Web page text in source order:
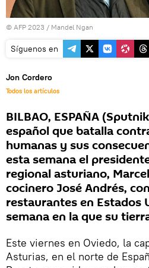
© AFP 2023 / Mandel Ngan
Síguenos en
Jon Cordero
Todos los artículos
BILBAO, ESPAÑA
español que batalla
humanas y sus
esta semana el
regional asturiano,
cocinero José Andrés,
restaurantes en Estados
semana en la que su
Este viernes en Oviedo, la
Asturias, en el norte de